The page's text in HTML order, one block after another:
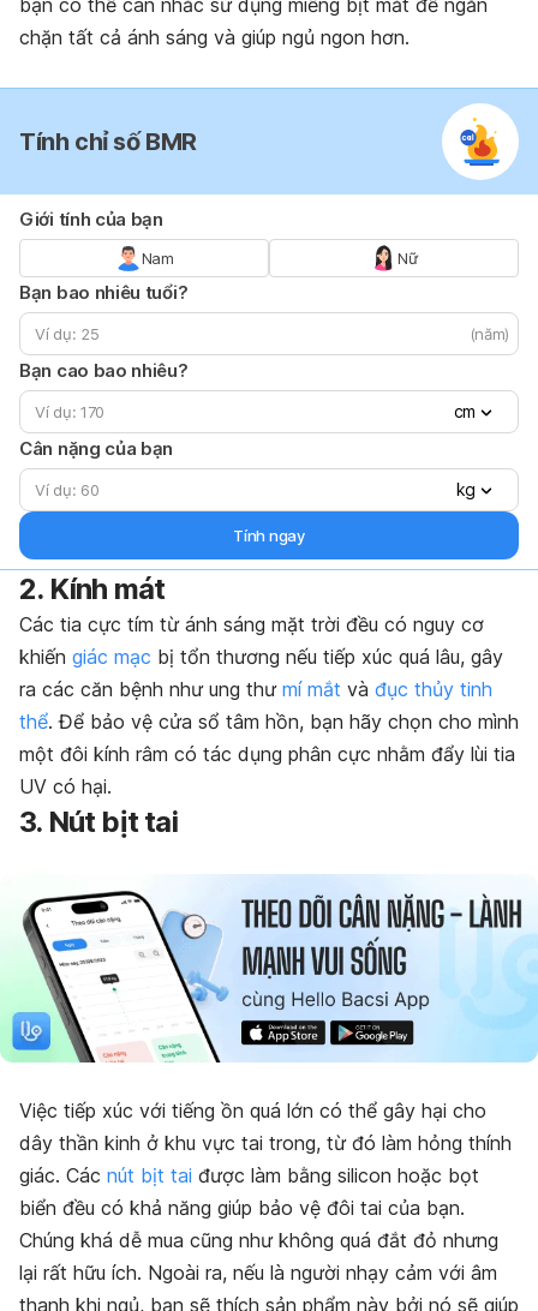
bạn có thể cân nhắc sử dụng miếng bịt mắt để ngăn
chặn tất cả ánh sáng và giúp ngủ ngon hơn.
Tính chỉ số BMR
Giới tính của bạn
Nam Nữ
Bạn bao nhiêu tuổi?
(năm)
Bạn cao bao nhiêu?
cm
Cân nặng của bạn
kg
Tính ngay
2. Kính mát
Các tia cực tím từ ánh sáng mặt trời đều có nguy cơ
khiến giác mạc bị tổn thương nếu tiếp xúc quá lâu, gây
ra các căn bệnh như ung thư mí mắt và đục thủy tinh
thể. Để bảo vệ cửa sổ tâm hồn, bạn hãy chọn cho mình
một đôi kính râm có tác dụng phân cực nhằm đẩy lùi tia
UV có hại.
3. Nút bịt tai
Việc tiếp xúc với tiếng ồn quá lớn có thể gây hại cho
dây thần kinh ở khu vực tai trong, từ đó làm hỏng thính
giác. Các nút bịt tai được làm bằng silicon hoặc bọt
biển đều có khả năng giúp bảo vệ đôi tai của bạn.
Chúng khá dễ mua cũng như không quá đắt đỏ nhưng
lại rất hữu ích. Ngoài ra, nếu là người nhạy cảm với âm
thanh khi ngủ, bạn sẽ thích sản phẩm này bởi nó sẽ giúp